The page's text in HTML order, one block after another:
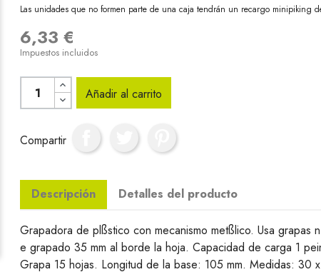
Las unidades que no formen parte de una caja tendrán un recargo minipiking
6,33 €
Impuestos incluidos
Añadir al carrito
Compartir
Descripción Detalles del producto
Grapadora de plßstico con mecanismo metßlico. Usa grapas
e grapado 35 mm al borde la hoja. Capacidad de carga 1
Grapa 15 hojas. Longitud de la base: 105 mm. Medidas: 30